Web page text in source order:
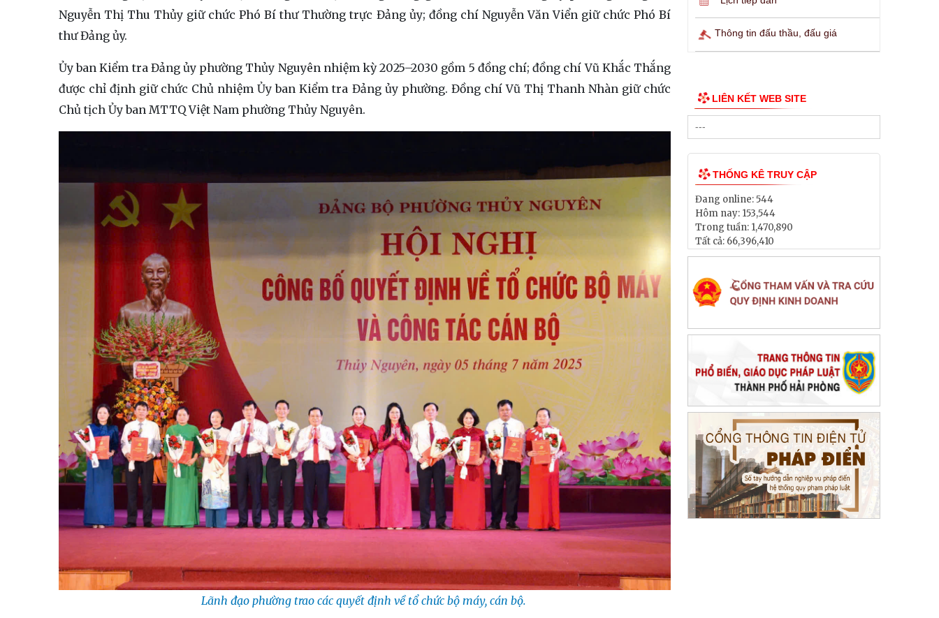
Nguyễn Thị Thu Thủy giữ chức Phó Bí thư Thường trực Đảng ủy; đồng chí Nguyễn Văn Viển giữ chức Phó Bí
thư Đảng ủy.
Ủy ban Kiểm tra Đảng ủy phường Thủy Nguyên nhiệm kỳ 2025–2030 gồm 5 đồng chí; đồng chí Vũ Khắc Thắng
được chỉ định giữ chức Chủ nhiệm Ủy ban Kiểm tra Đảng ủy phường. Đồng chí Vũ Thị Thanh Nhàn giữ chức
Chủ tịch Ủy ban MTTQ Việt Nam phường Thủy Nguyên.
Lãnh đạo phường trao các quyết định về tổ chức bộ máy, cán bộ.
Thông tin đấu thầu, đấu giá
LIÊN KẾT WEB SITE
THỐNG KÊ TRUY CẬP
Đang online:544
Hôm nay: 153,544
Trong tuần: 1,470,890
Tất cả: 66,396,410